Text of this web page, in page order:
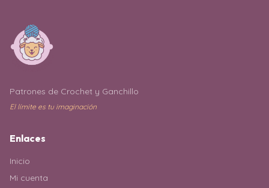
Patrones de Crochet y Ganchillo
El límite es tu imaginación
Enlaces
Inicio
Mi cuenta